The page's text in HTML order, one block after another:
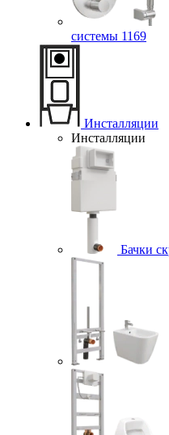
системы 1169
Инсталляции
Инсталляции
Бачки